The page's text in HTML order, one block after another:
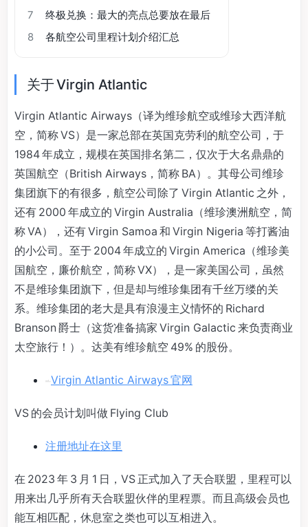
7
终极兑换：最大的亮点总要放在最后
8
各航空公司里程计划介绍汇总
关于 Virgin Atlantic
Virgin Atlantic Airways（译为维珍航空或维珍大西洋航
空，简称 VS）是一家总部在英国克劳利的航空公司，于
1984 年成立，规模在英国排名第二，仅次于大名鼎鼎的
英国航空（British Airways，简称 BA）。其母公司维珍
集团旗下的有很多，航空公司除了 Virgin Atlantic 之外，
还有 2000 年成立的 Virgin Australia（维珍澳洲航空，简
称 VA），还有 Virgin Samoa 和 Virgin Nigeria 等打酱油
的小公司。至于 2004 年成立的 Virgin America（维珍美
国航空，廉价航空，简称 VX），是一家美国公司，虽然
不是维珍集团旗下，但是却与维珍集团有千丝万缕的关
系。维珍集团的老大是具有浪漫主义情怀的 Richard
Branson 爵士（这货准备搞家 Virgin Galactic 来负责商业
太空旅行！）。达美有维珍航空 49% 的股份。
Virgin Atlantic Airways 官网
VS 的会员计划叫做 Flying Club
注册地址在这里
在 2023 年 3 月 1 日，VS 正式加入了天合联盟，里程可以
用来出几乎所有天合联盟伙伴的里程票。而且高级会员也
能互相匹配，休息室之类也可以互相进入。